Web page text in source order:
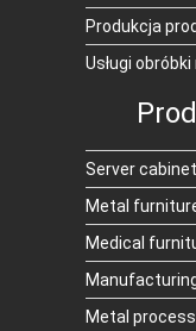
Produkcja
Usługi
Server
Metal
Medical
Metal